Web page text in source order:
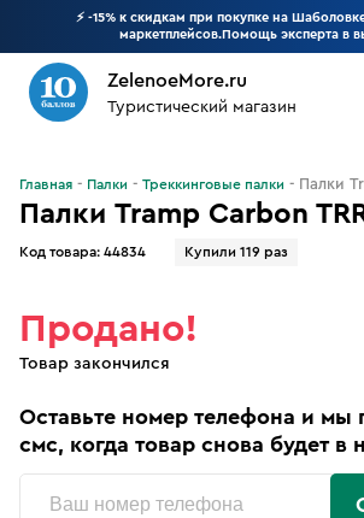
⚡ -15% к скидкам при покупке на
маркетплейсов.Помощь эксперта в
ZelenoeMore.ru
Туристический магазин
Палки Tramp Carbon
Код товара: 44834 Купили 119 раз
Главная Палки Треккинговые палки Палки
Продано!
Товар закончился
Оставьте номер телефона и мы
смс, когда товар снова будет в